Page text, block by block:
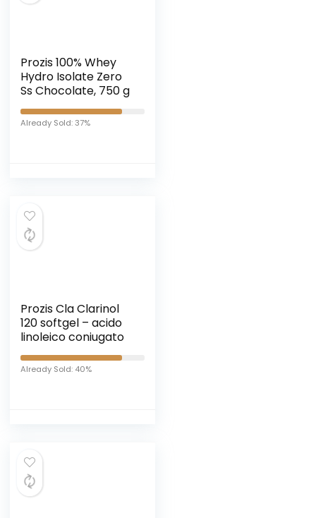
Prozis 100% Whey
Hydro Isolate Zero
Ss Chocolate, 750 g
Already Sold: 37%
Prozis Cla Clarinol
120 softgel – acido
linoleico coniugato
Already Sold: 40%